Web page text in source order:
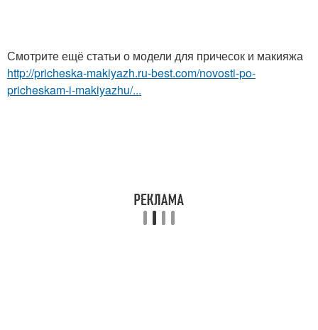
Смотрите ещё статьи о модели для причесок и макияжа
http://pricheska-makiyazh.ru-best.com/novosti-po-
pricheskam-i-makiyazhu/...